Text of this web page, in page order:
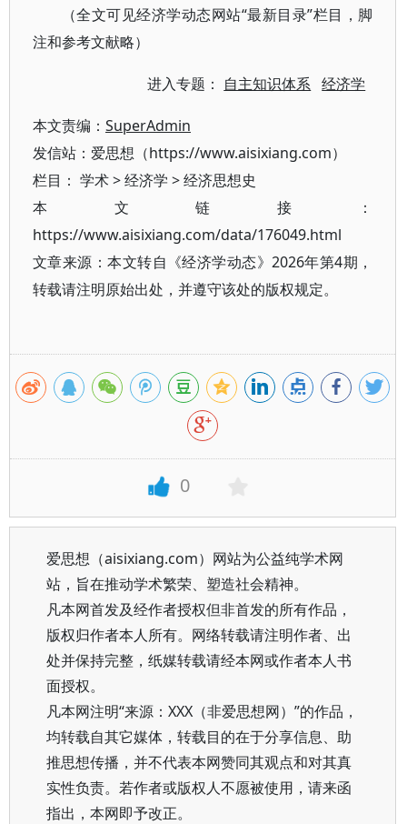
（全文可见经济学动态网站“最新目录”栏目，脚
注和参考文献略）
进入专题： 自主知识体系 经济学
本文责编： SuperAdmin
发信站：爱思想（https://www.aisixiang.com）
栏目： 学术>经济学 >经济思想史
本文链接：
https://www.aisixiang.com/data/176049.html
文章来源：本文转自《经济学动态》2026年第4期，
转载请注明原始出处，并遵守该处的版权规定。
0
爱思想（aisixiang.com）网站为公益纯学术网
站，旨在推动学术繁荣、塑造社会精神。
凡本网首发及经作者授权但非首发的所有作品，
版权归作者本人所有。网络转载请注明作者、出
处并保持完整，纸媒转载请经本网或作者本人书
面授权。
凡本网注明“来源：XXX（非爱思想网）”的作品，
均转载自其它媒体，转载目的在于分享信息、助
推思想传播，并不代表本网赞同其观点和对其真
实性负责。若作者或版权人不愿被使用，请来函
指出，本网即予改正。